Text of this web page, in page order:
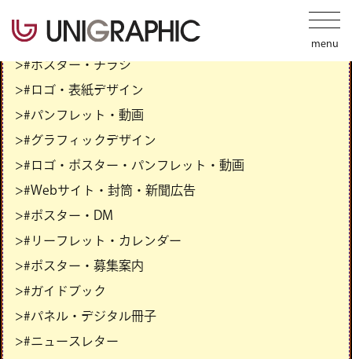
>#ポスター・チラシ
>#ロゴ・表紙デザイン
>#パンフレット・動画
>#グラフィックデザイン
>#ロゴ・ポスター・パンフレット・動画
>#Webサイト・封筒・新聞広告
>#ポスター・DM
>#リーフレット・カレンダー
>#ポスター・募集案内
>#ガイドブック
>#パネル・デジタル冊子
>#ニュースレター